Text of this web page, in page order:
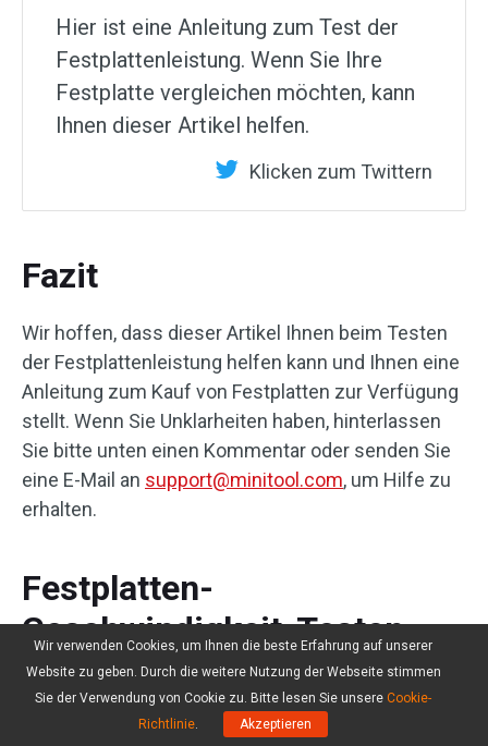
Hier ist eine Anleitung zum Test der
Festplattenleistung. Wenn Sie Ihre
Festplatte vergleichen möchten, kann
Ihnen dieser Artikel helfen.
Klicken zum Twittern
Fazit
Wir hoffen, dass dieser Artikel Ihnen beim Testen
der Festplattenleistung helfen kann und Ihnen eine
Anleitung zum Kauf von Festplatten zur Verfügung
stellt. Wenn Sie Unklarheiten haben, hinterlassen
Sie bitte unten einen Kommentar oder senden Sie
eine E-Mail an support@minitool.com, um Hilfe zu
erhalten.
Festplatten-
Geschwindigkeit-Testen
FAQ
Wir verwenden Cookies, um Ihnen die beste Erfahrung auf unserer
Website zu geben. Durch die weitere Nutzung der Webseite stimmen
Sie der Verwendung von Cookie zu. Bitte lesen Sie unsere Cookie-
Richtlinie. Akzeptieren